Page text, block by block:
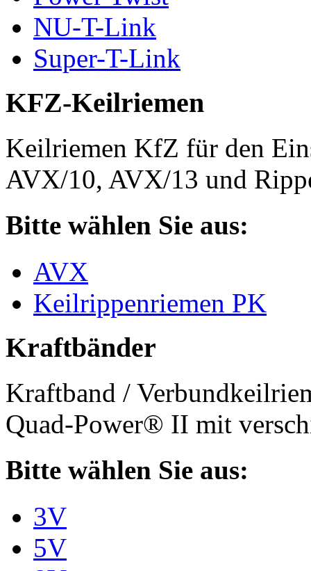
NU-T-Link
Super-T-Link
KFZ-Keilriemen
Keilriemen KfZ für den
AVX/10, AVX/13 und
Bitte wählen Sie aus:
AVX
Keilrippenriemen PK
Kraftbänder
Kraftband /
Quad-Power® II mit
Bitte wählen Sie aus:
3V
5V